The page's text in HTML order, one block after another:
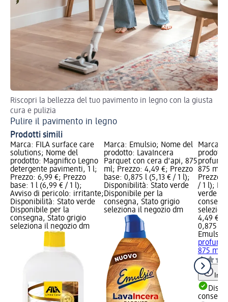
Riscopri la bellezza del tuo pavimento in legno con la giusta
cura e pulizia
Pulire il pavimento in legno
Prodotti simili
Marca: FILA surface care
solutions; Nome del
prodotto: Magnifico Legno
detergente pavimenti, 1 l;
Prezzo: 6,99 €; Prezzo
base: 1 l (6,99 € / 1 l);
Avviso di pericolo: irritante;
Disponibilità: Stato verde
Disponibile per la
consegna, Stato grigio
seleziona il negozio dm
Marca: Emulsio; Nome del
prodotto: LavaIncera
Parquet con cera d'api, 875
ml; Prezzo: 4,49 €; Prezzo
base: 0,875 l (5,13 € / 1 l);
Disponibilità: Stato verde
Disponibile per la
consegna, Stato grigio
seleziona il negozio dm
Marca:
875 ml;
Prezzo
/ 1 l);
verde
4,49 €
0,875 l
Emulsio
875 ml